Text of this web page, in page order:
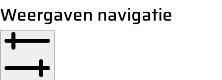
Weergaven navigatie